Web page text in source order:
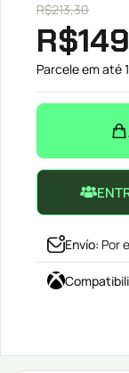
R$213,30
R$
Parcele em até
Envío: Por